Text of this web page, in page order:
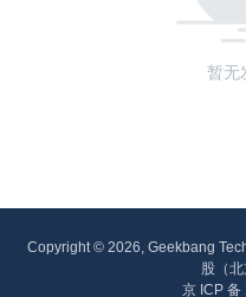
暂无
Copyright © 2026, Geekbang
股（
京 ICP 备